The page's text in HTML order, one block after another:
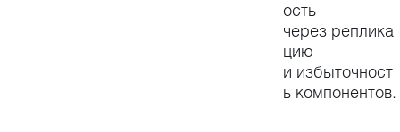
ость
через реплика
цию
и избыточност
ь компонентов.